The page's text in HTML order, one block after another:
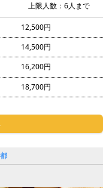
上限人数：6人まで
12,500円
14,500円
16,200円
18,700円